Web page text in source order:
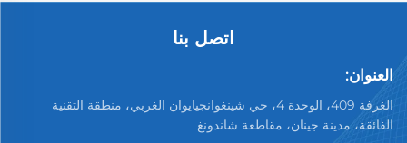
اتصل بنا
العنوان:
الغرفة 409، الوحدة 4، حي شينغوانجيايوان الغربي، منطقة التقنية
الفائقة، مدينة جينان، مقاطعة شاندونغ